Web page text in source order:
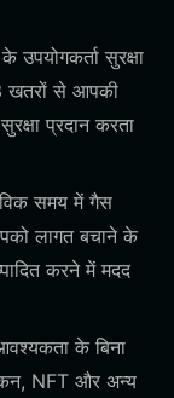
उपयोगकर्ता सुरक्षा
खतरों से आपकी
प्रदान करता
समय में गैस
लागत बचाने के
करने में मदद
के बिना
NFT और अन्य